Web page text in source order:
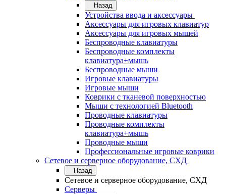
Назад
Устройства ввода и аксессуары
Аксессуары для игровых клавиатур
Аксессуары для игровых мышей
Беспроводные клавиатуры
Беспроводные комплекты
клавиатура+мышь
Беспроводные мыши
Игровые клавиатуры
Игровые мыши
Коврики с тканевой поверхностью
Мыши с технологией Bluetooth
Проводные клавиатуры
Проводные комплекты
клавиатура+мышь
Проводные мыши
Профессиональные игровые коврики
Сетевое и серверное оборудование, СХД
Назад
Сетевое и серверное оборудование, СХД
Cерверы